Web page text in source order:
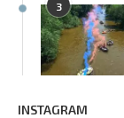
3
INSTAGRAM